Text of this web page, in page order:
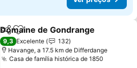
PartilharAdicionar aos favoritos
Domaine de Gondrange
9,3 Excelente
132
Havange, a 17.5 km de Differdange
Casa de família histórica de 1850